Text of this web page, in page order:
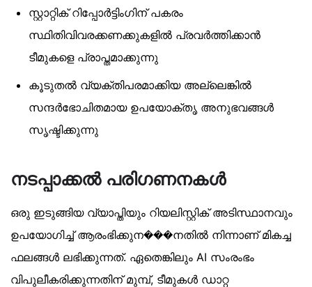
സ്റ്റാറ്റിക് റിപ്പോർട്ടിംഗിന് പകരം
സ്ഥിതിവിവരക്കണക്കുകളിൽ പ്രവർത്തിക്കാൻ
ടീമുകളെ പ്രാപ്തമാക്കുന്നു
കൂടുതൽ വ്യക്തിപരമാക്കിയ അല്ലെങ്കിൽ
സന്ദർഭോചിതമായ ഉപയോക്തൃ അനുഭവങ്ങൾ
സൃഷ്ടിക്കുന്നു
നടപ്പാക്കൽ പരിഗണനകൾ
ഒരു ഇടുങ്ങിയ വ്യാപ്തിയും റിയലിസ്റ്റിക് അടിസ്ഥാനവും
ഉപയോഗിച്ച് ആരംഭിക്കുന���നതിൽ നിന്നാണ് മികച്ച
ഫലങ്ങൾ ലഭിക്കുന്നത്. ഏതെങ്കിലും AI സംരംഭം
വിപുലീകരിക്കുന്നതിന് മുമ്പ്, ടീമുകൾ ഡാറ്റ